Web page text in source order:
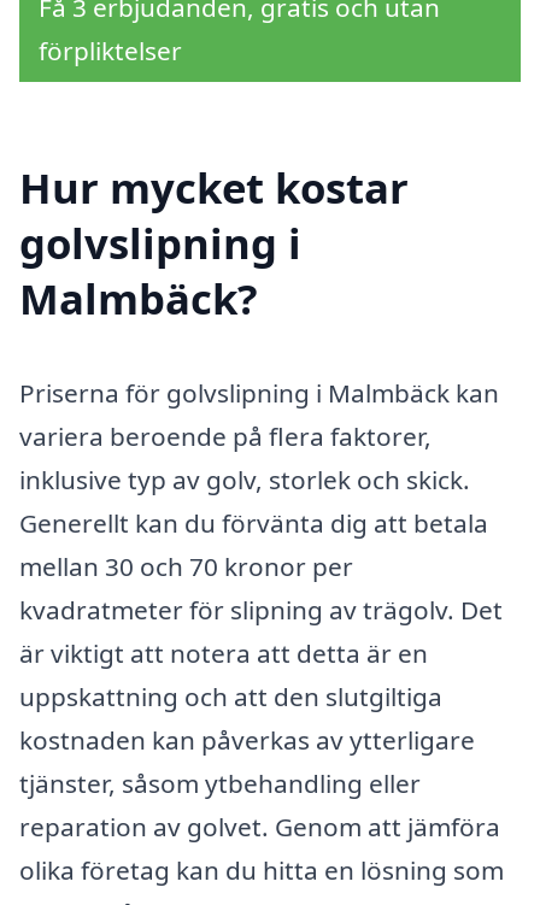
Få 3 erbjudanden, gratis och utan
förpliktelser
Hur mycket kostar
golvslipning i
Malmbäck?
Priserna för golvslipning i Malmbäck kan
variera beroende på flera faktorer,
inklusive typ av golv, storlek och skick.
Generellt kan du förvänta dig att betala
mellan 30 och 70 kronor per
kvadratmeter för slipning av trägolv. Det
är viktigt att notera att detta är en
uppskattning och att den slutgiltiga
kostnaden kan påverkas av ytterligare
tjänster, såsom ytbehandling eller
reparation av golvet. Genom att jämföra
olika företag kan du hitta en lösning som